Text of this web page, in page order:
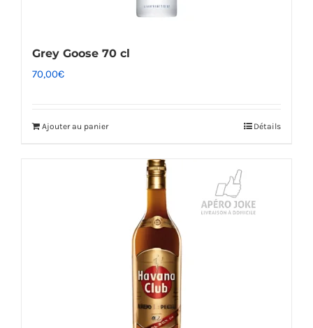
Grey Goose 70 cl
70,00€
Ajouter au panier Détails